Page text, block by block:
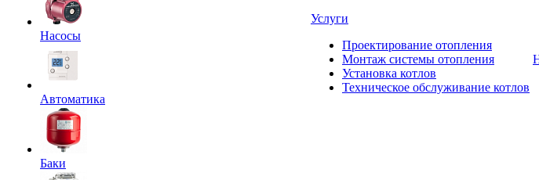
Насосы
Автоматика
Баки
Услуги
Проектирование отопления
Монтаж системы отопления
Установка котлов
Техническое обслуживание котлов